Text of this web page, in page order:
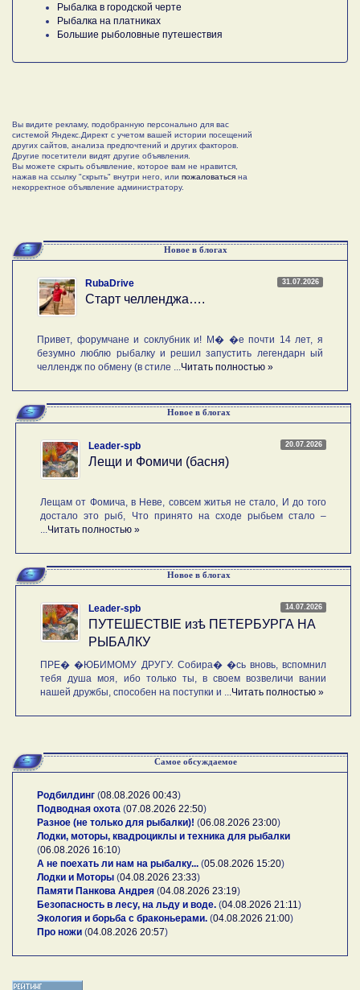
Рыбалка в городской черте
Рыбалка на платниках
Большие рыболовные путешествия
Вы видите рекламу, подобранную персонально для вас
системой Яндекс.Директ с учетом вашей истории посещений
других сайтов, анализа предпочтений и других факторов.
Другие посетители видят другие объявления.
Вы можете скрыть объявление, которое вам не нравится,
нажав на ссылку "скрыть" внутри него, или пожаловаться на
некорректное объявление администратору.
Новое в блогах
31.07.2026
RubaDrive
Старт челленджа….
Привет, форумчане и соклубник и! М� �е почти 14 лет, я
безумно люблю рыбалку и решил запустить легендарн ый
челлендж по обмену (в стиле ... Читать полностью »
Новое в блогах
20.07.2026
Leader-spb
Лещи и Фомичи (басня)
Лещам от Фомича, в Неве, совсем житья не стало, И до того
достало это рыб, Что принято на сходе рыбьем стало –
Читать полностью »
Новое в блогах
14.07.2026
Leader-spb
ПУТЕШЕСТВIE изѣ ПЕТЕРБУРГА НА
РЫБАЛКУ
ПРЕ� �ЮБИМОМУ ДРУГУ. Собира� �сь вновь, вспомнил
тебя душа моя, ибо только ты, в своем возвеличи вании
нашей дружбы, способен на поступки и ... Читать полностью »
Самое обсуждаемое
Родбилдинг (08.08.2026 00:43)
Подводная охота (07.08.2026 22:50)
Разное (не только для рыбалки)! (06.08.2026 23:00)
Лодки, моторы, квадроциклы и техника для рыбалки
(06.08.2026 16:10)
А не поехать ли нам на рыбалку... (05.08.2026 15:20)
Лодки и Моторы (04.08.2026 23:33)
Памяти Панкова Андрея (04.08.2026 23:19)
Безопасность в лесу, на льду и воде. (04.08.2026 21:11 )
Экология и борьба с браконьерами. (04.08.2026 21:00)
Про ножи (04.08.2026 20:57)